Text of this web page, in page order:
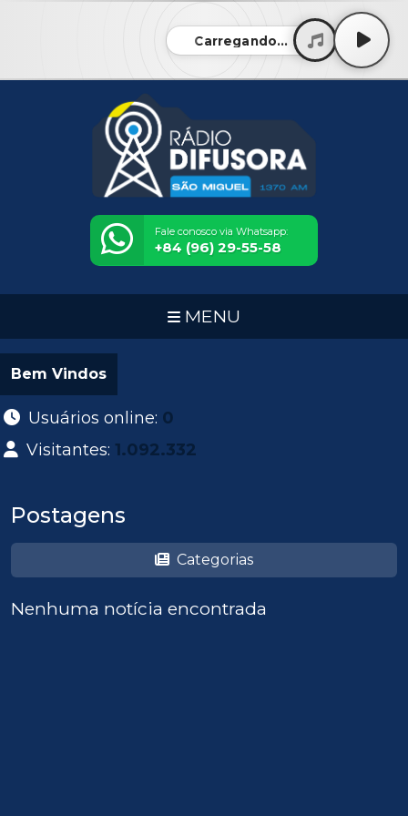
Carregando...
Fale conosco via Whatsapp:
+84 (96) 29-55-58
MENU
Bem Vindos
Usuários online: 0
Visitantes: 1.092.332
Postagens
Categorias
Nenhuma notícia encontrada